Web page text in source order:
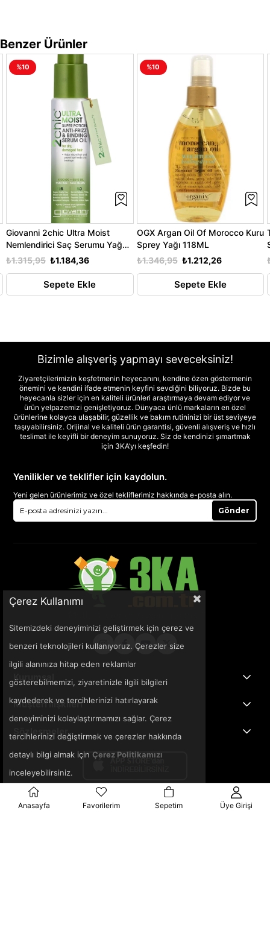
Benzer Ürünler
Giovanni 2chic Ultra Moist
Nemlendirici Saç Serumu Yağ
81ML
₺1.184,36
₺1.315,95
Sepete Ekle
%10
OGX Argan Oil Of Morocco Kuru
Sprey Yağı 118ML
₺1.212,26
₺1.346,95
Sepete Ekle
%10
Bizimle alışveriş yapmayı seveceksiniz!
Ziyaretçilerimizin keşfetmenin heyecanını, kendine özen göstermenin
önemini ve kendini ifade etmenin keyfini sevdiğini biliyoruz. Bizde bu
heyecanla sizler için en kaliteli ürünleri araştırmaya devam ediyor ve
ürün yelpazemizi genişletiyoruz. Dünyaca ünlü markaların en özel
ürünlerine kolayca ulaşabilir, güzellik ve bakım rutininizi bir üst seviyeye
taşıyabilirsiniz. Orijinal ve kaliteli ürün garantisi, güvenli alışveriş ve hızlı
teslimat ile keyifli bir deneyim sunuyoruz. Siz de kendinizi şımartmak
için 3KA’yı keşfedin!
Yenilikler ve teklifler için kaydolun.
Yeni gelen ürünlerimiz ve özel tekliflerimiz hakkında e-posta alın.
Gönder
Kurumsal
Müşteri İlişkileri
Sözleşmeler
Çerez Kullanımı
Sitemizdeki deneyiminizi geliştirmek için çerez ve
benzeri teknolojileri kullanıyoruz. Çerezler size
ilgili alanınıza hitap eden reklamlar
gösterebilmemizi, ziyaretinizle ilgili bilgileri
kaydederek ve tercihlerinizi hatırlayarak
deneyiminizi kolaylaştırmamızı sağlar. Çerez
tercihlerinizi değiştirmek ve çerezler hakkında
detaylı bilgi almak için Çerez Politikamızı
inceleyebilirsiniz.
Anasayfa Favorilerim Sepetim Üye Girişi